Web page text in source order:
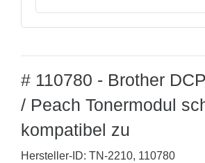
# 110780 - Brother
/ Peach Tonermodul
kompatibel zu
Hersteller-ID: TN-2210, 110780